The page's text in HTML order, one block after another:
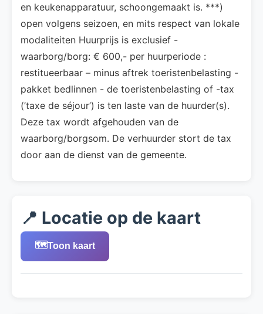
en keukenapparatuur, schoongemaakt is. ***)
open volgens seizoen, en mits respect van lokale
modaliteiten Huurprijs is exclusief -
waarborg/borg: € 600,- per huurperiode :
restitueerbaar – minus aftrek toeristenbelasting -
pakket bedlinnen - de toeristenbelasting of -tax
(’taxe de séjour’) is ten laste van de huurder(s).
Deze tax wordt afgehouden van de
waarborg/borgsom. De verhuurder stort de tax
door aan de dienst van de gemeente.
📍 Locatie op de kaart
🗺️Toon kaart